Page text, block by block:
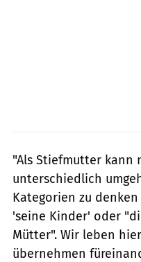
"Als Stiefmutter kann
unterschiedlich
Kategorien zu
'seine Kinder' oder
Mütter". Wir leben
übernehmen